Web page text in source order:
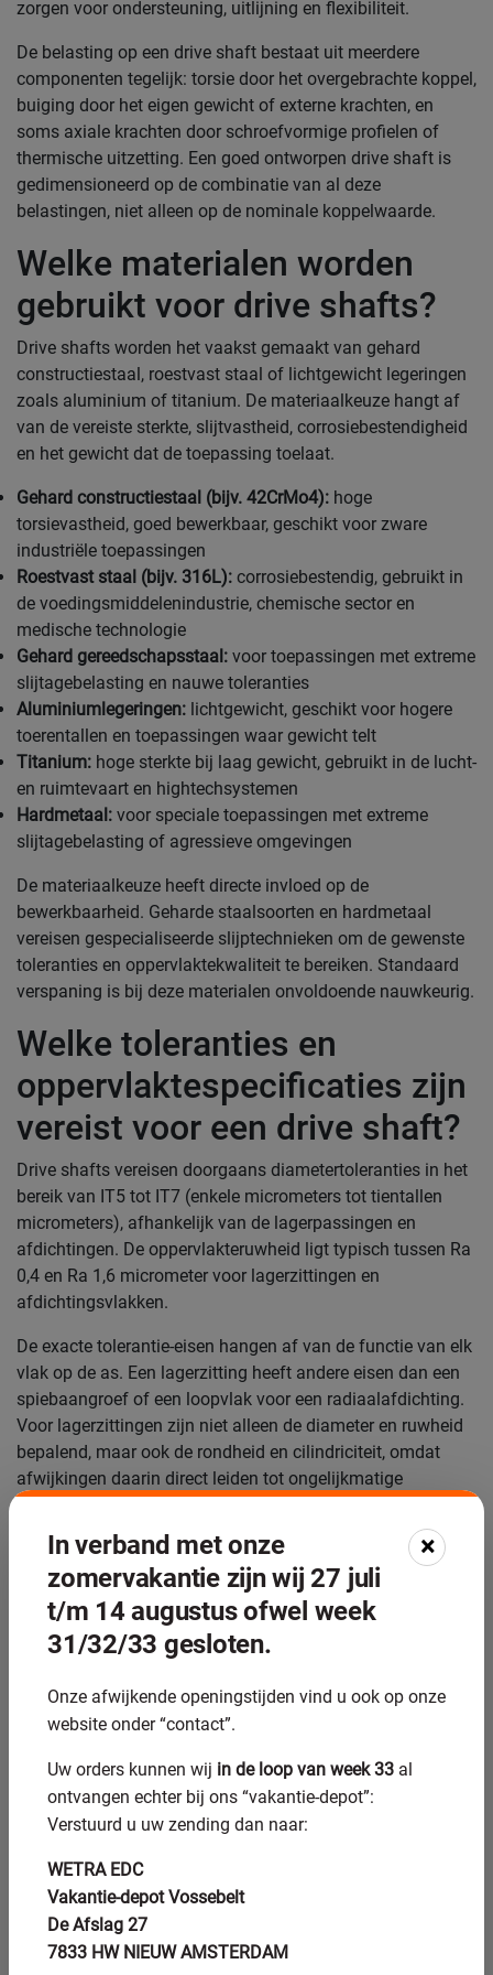
zorgen voor ondersteuning, uitlijning en flexibiliteit.
De belasting op een drive shaft bestaat uit meerdere
componenten tegelijk: torsie door het overgebrachte koppel,
buiging door het eigen gewicht of externe krachten, en
soms axiale krachten door schroefvormige profielen of
thermische uitzetting. Een goed ontworpen drive shaft is
gedimensioneerd op de combinatie van al deze
belastingen, niet alleen op de nominale koppelwaarde.
Welke materialen worden
gebruikt voor drive shafts?
Drive shafts worden het vaakst gemaakt van gehard
constructiestaal, roestvast staal of lichtgewicht legeringen
zoals aluminium of titanium. De materiaalkeuze hangt af
van de vereiste sterkte, slijtvastheid, corrosiebestendigheid
en het gewicht dat de toepassing toelaat.
Gehard constructiestaal (bijv. 42CrMo4): hoge
torsievastheid, goed bewerkbaar, geschikt voor zware
industriële toepassingen
Roestvast staal (bijv. 316L): corrosiebestendig, gebruikt in
de voedingsmiddelenindustrie, chemische sector en
medische technologie
Gehard gereedschapsstaal: voor toepassingen met extreme
slijtagebelasting en nauwe toleranties
Aluminiumlegeringen: lichtgewicht, geschikt voor hogere
toerentallen en toepassingen waar gewicht telt
Titanium: hoge sterkte bij laag gewicht, gebruikt in de lucht-
en ruimtevaart en hightechsystemen
Hardmetaal: voor speciale toepassingen met extreme
slijtagebelasting of agressieve omgevingen
De materiaalkeuze heeft directe invloed op de
bewerkbaarheid. Geharde staalsoorten en hardmetaal
vereisen gespecialiseerde slijptechnieken om de gewenste
toleranties en oppervlaktekwaliteit te bereiken. Standaard
verspaning is bij deze materialen onvoldoende nauwkeurig.
Welke toleranties en
oppervlaktespecificaties zijn
vereist voor een drive shaft?
Drive shafts vereisen doorgaans diametertoleranties in het
bereik van IT5 tot IT7 (enkele micrometers tot tientallen
micrometers), afhankelijk van de lagerpassingen en
afdichtingen. De oppervlakteruwheid ligt typisch tussen Ra
0,4 en Ra 1,6 micrometer voor lagerzittingen en
afdichtingsvlakken.
De exacte tolerantie-eisen hangen af van de functie van elk
vlak op de as. Een lagerzitting heeft andere eisen dan een
spiebaangroef of een loopvlak voor een radiaalafdichting.
Voor lagerzittingen zijn niet alleen de diameter en ruwheid
bepalend, maar ook de rondheid en cilindriciteit, omdat
afwijkingen daarin direct leiden tot ongelijkmatige
Voor hoogwaardige toepassingen in de
halfgeleiderindustrie, medische technologie of lucht- en
ruimtevaart kunnen de eisen nog strenger zijn: toleranties
in het submicrometerbereik en oppervlaktewaarden onder
Ra 0,2 micrometer zijn dan geen uitzondering. Bij zulke
aangewezen bewerkingsmethode.
Hoe worden drive shafts
nauwkeurig bewerkt en
gecontroleerd?
Drive shafts worden nauwkeurig bewerkt via een
combinatie van draaien, slijpen en eventueel honen. Slijpen
is de meest gebruikte eindbewerking voor lagerzittingen en
afdichtingsvlakken, omdat het de vereiste
In verband met onze
zomervakantie zijn wij 27 juli
t/m 14 augustus ofwel week
31/32/33 gesloten.
×
Onze afwijkende openingstijden vind u ook op onze
website onder “contact”.
Uw orders kunnen wij in de loop van week 33 al
ontvangen echter bij ons “vakantie-depot”:
Verstuurd u uw zending dan naar:
WETRA EDC
Vakantie-depot Vossebelt
De Afslag 27
7833 HW NIEUW AMSTERDAM